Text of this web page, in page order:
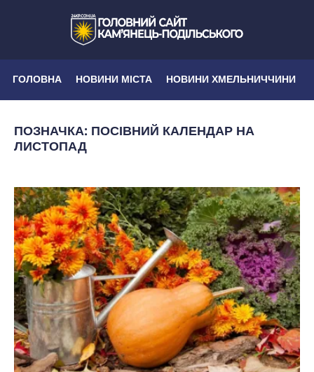
ГОЛОВНА НОВИНИ МІСТА НОВИНИ ХМЕЛЬНИЧЧИНИ
ПОЗНАЧКА: ПОСІВНИЙ КАЛЕНДАР НА
ЛИСТОПАД